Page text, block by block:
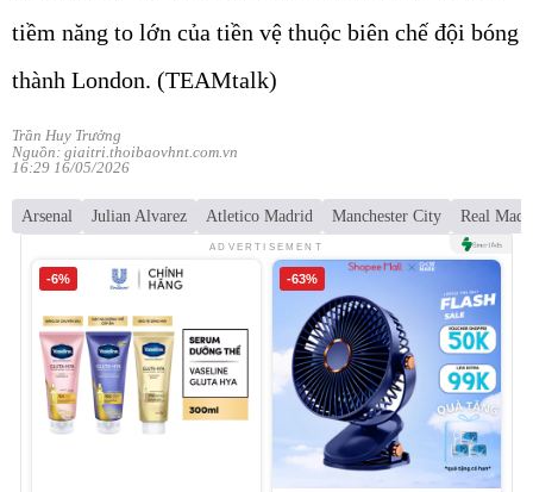
tiềm năng to lớn của tiền vệ thuộc biên chế đội bóng
thành London. (TEAMtalk)
Trần Huy Trưởng
Nguồn: giaitri.thoibaovhnt.com.vn
16:29 16/05/2026
Arsenal Julian Alvarez Atletico Madrid Manchester City Real
ADVERTISEMENT
-6% -63%